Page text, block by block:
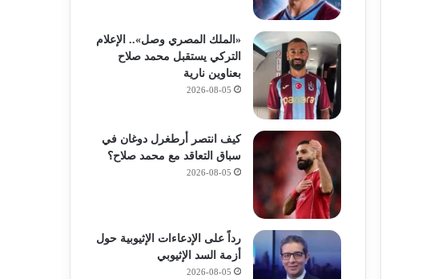
«الملك المصري وصل».. الإعلام
التركي يستقبل محمد صلاح
بعناوين نارية
2026-08-05
كيف انتصر أرطغرل دوغان في
سباق التعاقد مع محمد صلاح؟
2026-08-05
رداً على الإدعاءات الإثيوبية حول
أزمة السد الإثيوبي
2026-08-05